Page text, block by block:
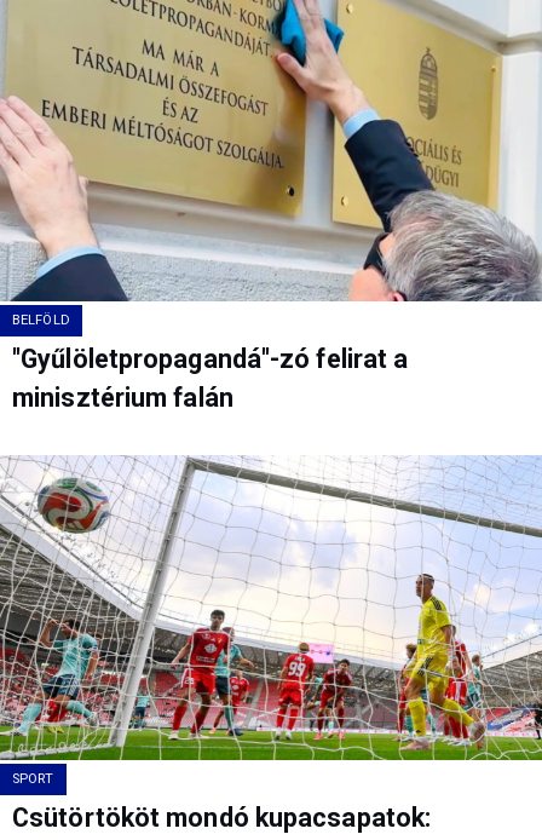
BELFÖLD
"Gyűlöletpropagandá"-zó felirat a
minisztérium falán
SPORT
Csütörtököt mondó kupacsapatok: